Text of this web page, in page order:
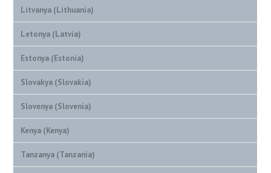
Litvanya (Lithuania)
Letonya (Latvia)
Estonya (Estonia)
Slovakya (Slovakia)
Slovenya (Slovenia)
Kenya (Kenya)
Tanzanya (Tanzania)